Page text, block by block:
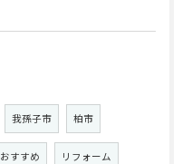
我孫子市 柏市
おすすめ リフォーム